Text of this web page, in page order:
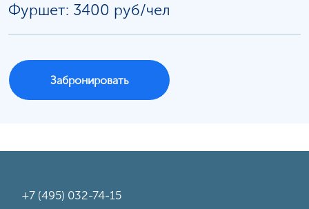
Фуршет: 3400 руб/чел
Забронировать
+7 (495) 032-74-15